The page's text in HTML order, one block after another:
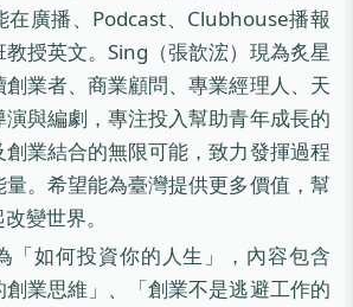
在廣播、Podcast、Clubhouse播報
授英文。Sing（張歆浤）現為炙星
業者、商業顧問、專業經理人、天
與編劇，專注投入幫助青年成長的
業結合的無限可能，致力發揮過程
。希望能為臺灣提供更多價值，幫
變世界。
「如何投資你的人生」，內容包含
創業思維」、「創業不是逃避工作的